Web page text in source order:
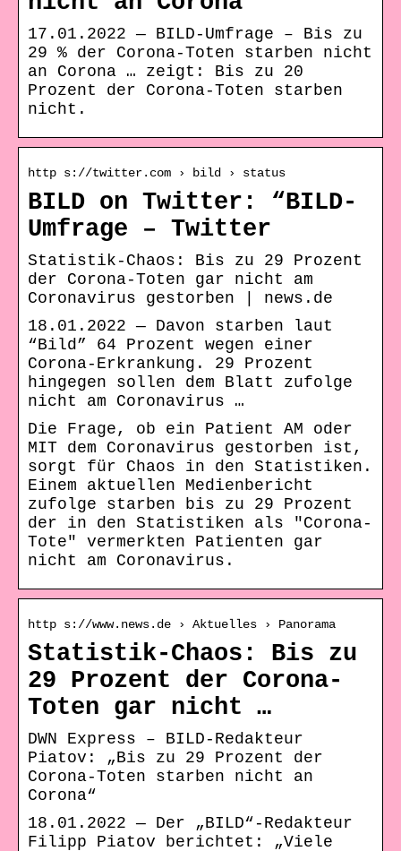
17.01.2022 — BILD-Umfrage – Bis zu
29 % der Corona-Toten starben nicht
an Corona … zeigt: Bis zu 20
Prozent der Corona-Toten starben
nicht.
http s://twitter.com › bild › status
BILD on Twitter: “BILD-
Umfrage – Twitter
Statistik-Chaos: Bis zu 29 Prozent
der Corona-Toten gar nicht am
Coronavirus gestorben | news.de
18.01.2022 — Davon starben laut
“Bild” 64 Prozent wegen einer
Corona-Erkrankung. 29 Prozent
hingegen sollen dem Blatt zufolge
nicht am Coronavirus …
Die Frage, ob ein Patient AM oder
MIT dem Coronavirus gestorben ist,
sorgt für Chaos in den Statistiken.
Einem aktuellen Medienbericht
zufolge starben bis zu 29 Prozent
der in den Statistiken als "Corona-
Tote" vermerkten Patienten gar
nicht am Coronavirus.
http s://www.news.de › Aktuelles › Panorama
Statistik-Chaos: Bis zu
29 Prozent der Corona-
Toten gar nicht …
DWN Express – BILD-Redakteur
Piatov: „Bis zu 29 Prozent der
Corona-Toten starben nicht an
Corona“
18.01.2022 — Der „BILD“-Redakteur
Filipp Piatov berichtet: „Viele